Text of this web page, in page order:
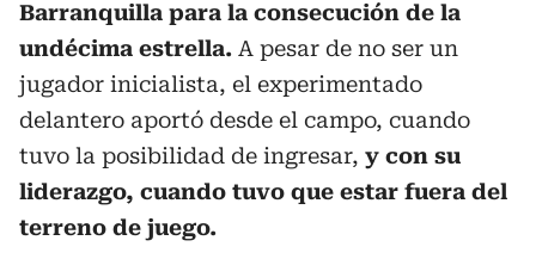
Barranquilla para la consecución de la
undécima estrella. A pesar de no ser un
jugador inicialista, el experimentado
delantero aportó desde el campo, cuando
tuvo la posibilidad de ingresar, y con su
liderazgo, cuando tuvo que estar fuera del
terreno de juego.